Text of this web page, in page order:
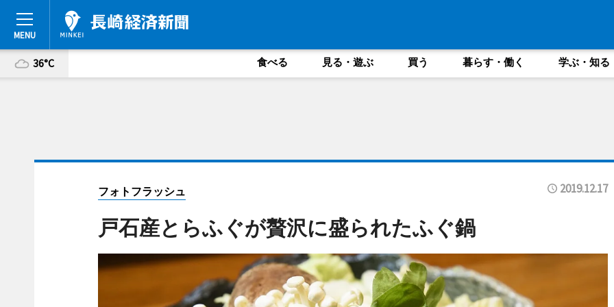
36°C 食べる 見る・遊ぶ 買う 暮らす・働く 学ぶ・知る
フォトフラッシュ 2019.12.17
戸石産とらふぐが贅沢に盛られたふぐ鍋